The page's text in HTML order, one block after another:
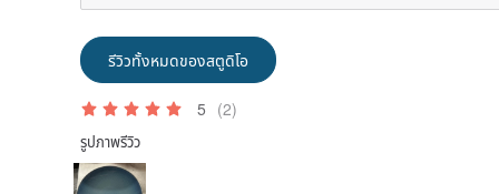
รีวิวทั้งหมดของสตูดิโอ
5 (2)
รูปภาพรีวิว